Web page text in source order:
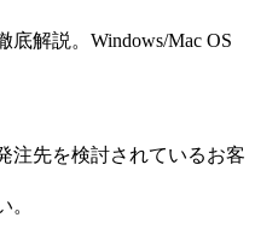
解説。Windows/Mac OS
注先を検討されているお客
。